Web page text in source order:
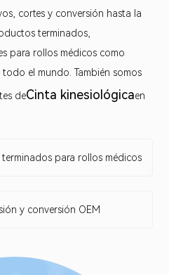
cortes y conversión hasta la
terminados,
para rollos médicos como
el mundo. También somos
deCinta kinesiológicaen
para rollos médicos
y conversión OEM